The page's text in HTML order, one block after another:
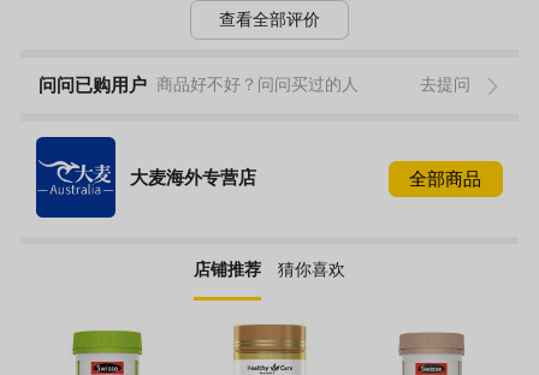
查看全部评价
问问已购用户 商品好不好？问问买过的人 去提问
大麦海外专营店 全部商品
店铺推荐 猜你喜欢